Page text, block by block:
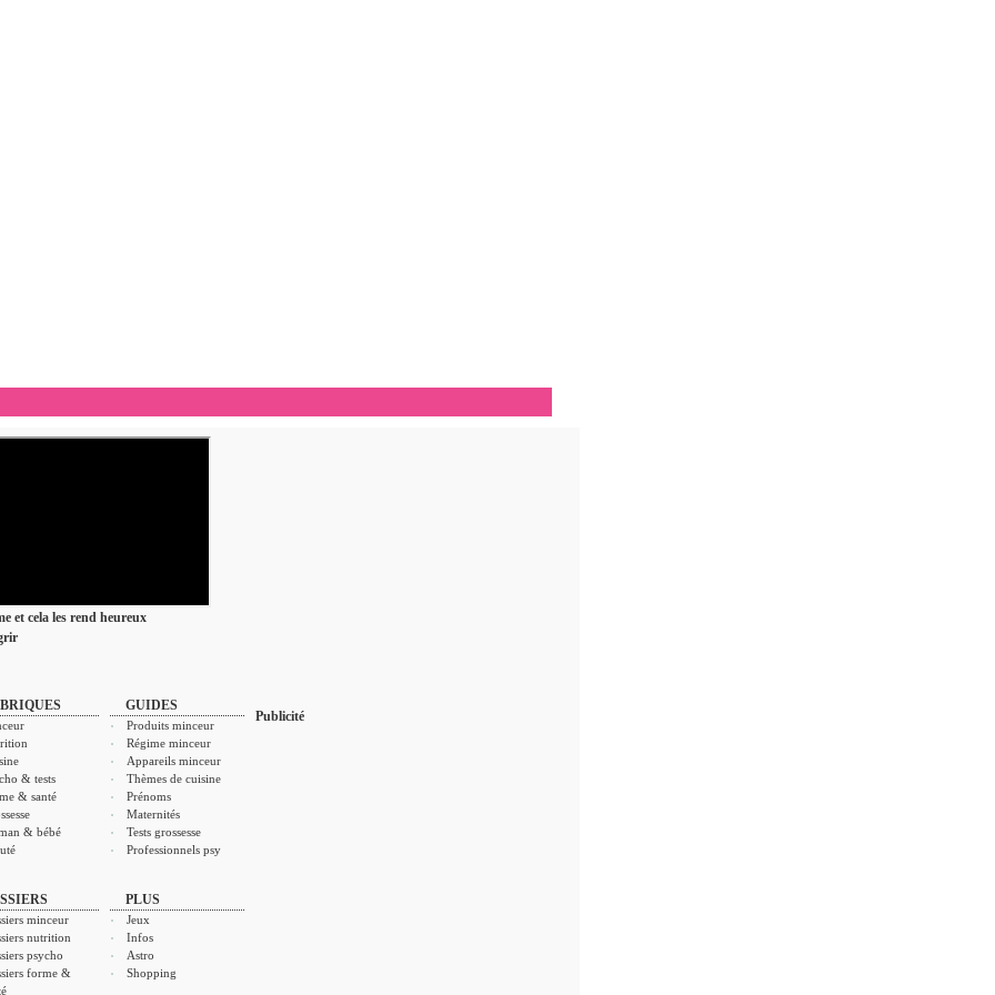
et cela les rend heureux
& tests
& santé
& bébé
minceur
nutrition
psycho
forme &
GUIDES
Produits minceur
Régime minceur
Appareils minceur
Thèmes de cuisine
Prénoms
Maternités
Tests grossesse
Professionnels psy
PLUS
Jeux
Infos
Astro
Shopping
Publicité